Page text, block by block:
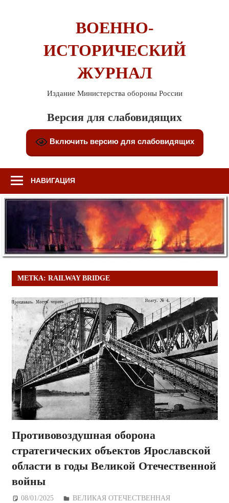
ВОЕННО-
ИСТОРИЧЕСКИЙ
ЖУРНАЛ
Издание Министерства обороны России
Версия для слабовидящих
Включить версию для слабовидящих
НАВИГАЦИЯ
МЕТКА: RAILWAY BRIDGE
Противовоздушная оборона
стратегических объектов Ярославской
области в годы Великой Отечественной
войны
08/01/2025 Дежурный по Редакции
ВЕЛИКАЯ ОТЕЧЕСТВЕННАЯ